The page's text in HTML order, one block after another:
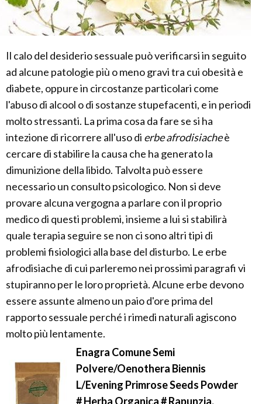
Il calo del desiderio sessuale può verificarsi in seguito
ad alcune patologie più o meno gravi tra cui obesità e
diabete, oppure in circostanze particolari come
l'abuso di alcool o di sostanze stupefacenti, e in periodi
molto stressanti. La prima cosa da fare se si ha
intezione di ricorrere all'uso di erbe afrodisiacheè
cercare di stabilire la causa che ha generato la
dimunizione della libido. Talvolta può essere
necessario un consulto psicologico. Non si deve
provare alcuna vergogna a parlare con il proprio
medico di questi problemi, insieme a lui si stabilirà
quale terapia seguire se non ci sono altri tipi di
problemi fisiologici alla base del disturbo. Le erbe
afrodisiache di cui parleremo nei prossimi paragrafi vi
stupiranno per le loro proprietà. Alcune erbe devono
essere assunte almeno un paio d'ore prima del
rapporto sessuale perché i rimedi naturali agiscono
molto più lentamente.
Enagra Comune Semi
Polvere/Oenothera Biennis
L/Evening Primrose Seeds Powder
# Herba Organica # Rapunzia,